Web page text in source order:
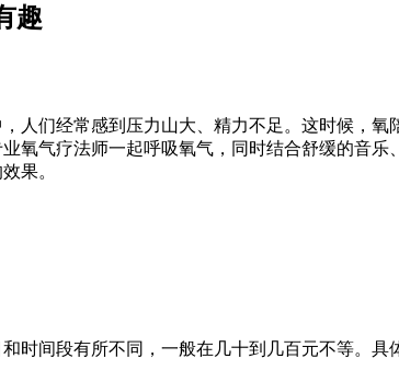
趣
人们经常感到压力山大、精力不足。这时候，氧
氧气疗法师一起呼吸氧气，同时结合舒缓的音乐
果。
时间段有所不同，一般在几十到几百元不等。具